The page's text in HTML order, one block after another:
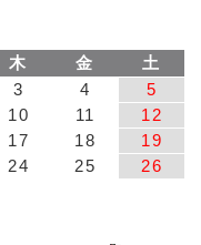
木 金
土
3 4
5
10 11
12
17 18
19
24 25
26